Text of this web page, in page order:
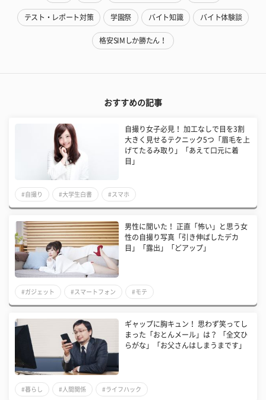
テスト・レポート対策 学園祭 バイト知識 バイト体験談
格安SIMしか勝たん！
おすすめの記事
自撮り女子必見！ 加工なしで目を3割
大きく見せるテクニック5つ「眉毛を上
げてたるみ取り」「あえて口元に着
目」
#自撮り #大学生白書 #スマホ
男性に聞いた！ 正直「怖い」と思う女
性の自撮り写真「引き伸ばしたデカ
目」「露出」「どアップ」
#ガジェット #スマートフォン #モテ
​ギャップに胸キュン！ 思わず笑ってし
まった「おとんメール」は？ 「全文ひ
らがな」「お父さんはしまうまです」
#暮らし #人間関係 #ライフハック